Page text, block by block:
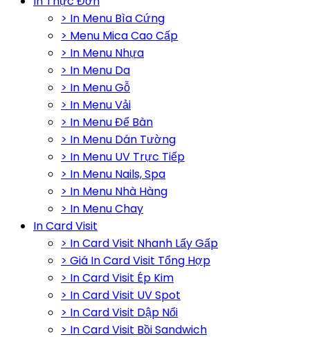
> In Menu Bìa Cứng
> Menu Mica Cao Cấp
> In Menu Nhựa
> In Menu Da
> In Menu Gỗ
> In Menu Vải
> In Menu Để Bàn
> In Menu Dán Tường
> In Menu UV Trực Tiếp
> In Menu Nails, Spa
> In Menu Nhà Hàng
> In Menu Chay
In Card Visit
> In Card Visit Nhanh Lấy Gấp
> Giá In Card Visit Tổng Hợp
> In Card Visit Ép Kim
> In Card Visit UV Spot
> In Card Visit Dập Nổi
> In Card Visit Bồi Sandwich